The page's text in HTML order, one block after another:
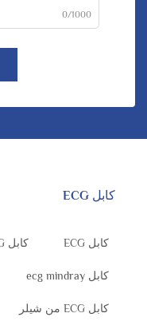
0/1000
كابل ECG
كابل ECG كابل ECG ذو 10 قيادات
كابل ecg mindray
كابل ECG من شيلر